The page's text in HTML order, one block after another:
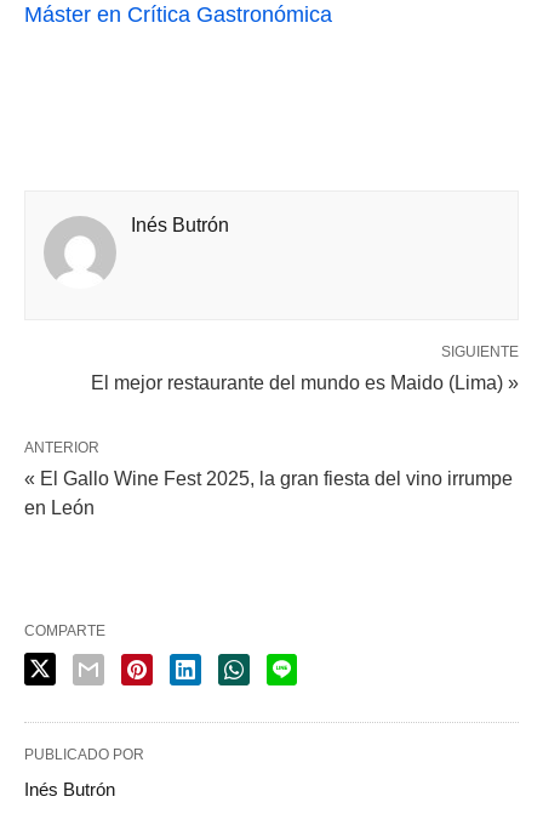
Máster en Crítica Gastronómica
Inés Butrón
SIGUIENTE
El mejor restaurante del mundo es Maido (Lima) »
ANTERIOR
« El Gallo Wine Fest 2025, la gran fiesta del vino irrumpe
en León
COMPARTE
PUBLICADO POR
Inés Butrón